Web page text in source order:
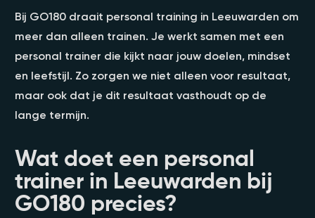
Bij GO180 draait personal training in Leeuwarden om
meer dan alleen trainen. Je werkt samen met een
personal trainer die kijkt naar jouw doelen, mindset
en leefstijl. Zo zorgen we niet alleen voor resultaat,
maar ook dat je dit resultaat vasthoudt op de
lange termijn.
Wat doet een personal
trainer in Leeuwarden bij
GO180 precies?